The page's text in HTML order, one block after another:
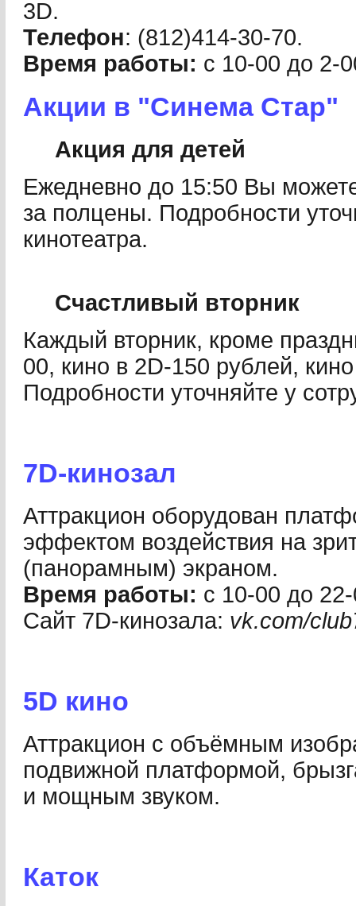
3D.
Телефон: (812)414-30-70.
Время работы: с 10-00 до 2-
Акции в "Синема Стар"
Акция для детей
Ежедневно до 15:50 Вы
за полцены. Подробности
кинотеатра.
Счастливый вторник
Каждый вторник, кроме
00, кино в 2D-150 рублей,
Подробности уточняйте у
7D-кинозал
Аттракцион оборудован
эффектом воздействия на
(панорамным) экраном.
Время работы: с 10-00 до
Сайт 7D-кинозала: vk.com/
5D кино
Аттракцион с объёмным
подвижной платформой,
и мощным звуком.
Каток